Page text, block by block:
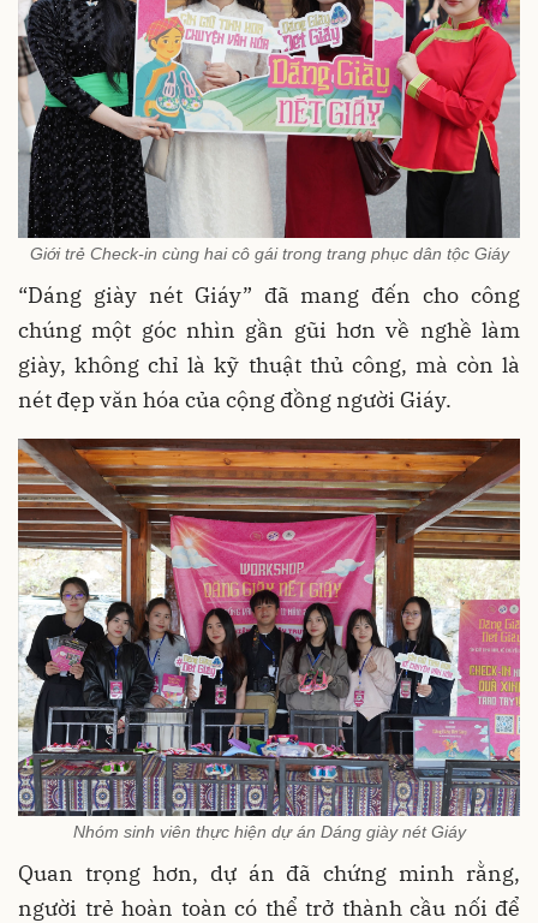
Giới trẻ Check-in cùng hai cô gái trong trang phục dân tộc Giáy
“Dáng giày nét Giáy” đã mang đến cho công
chúng một góc nhìn gần gũi hơn về nghề làm
giày, không chỉ là kỹ thuật thủ công, mà còn là
nét đẹp văn hóa của cộng đồng người Giáy.
Nhóm sinh viên thực hiện dự án Dáng giày nét Giáy
Quan trọng hơn, dự án đã chứng minh rằng,
người trẻ hoàn toàn có thể trở thành cầu nối để